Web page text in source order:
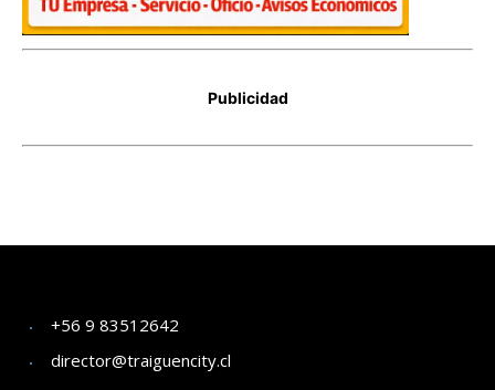
+56 9 83512642
director@traiguencity.cl